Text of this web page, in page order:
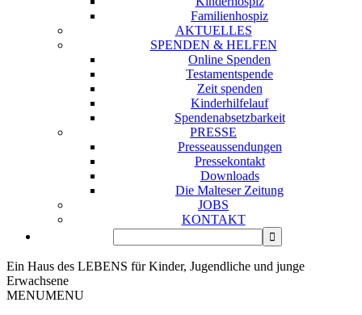
Familienhospiz
AKTUELLES
SPENDEN & HELFEN
Online Spenden
Testamentspende
Zeit spenden
Kinderhilfelauf
Spendenabsetzbarkeit
PRESSE
Presseaussendungen
Pressekontakt
Downloads
Die Malteser Zeitung
JOBS
KONTAKT
Ein Haus des LEBENS für Kinder, Jugendliche und junge
Erwachsene
MENUMENU